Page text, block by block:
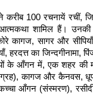
करीब 100 रचनायें रचीं,
शामिल हैं।
कागज, सागर और
हरदत्त का जिन्दगीनामा,
के आँगन में, एक शहर की
संग्रह), कागज और कैनवस,
आँगन (संस्मरण),